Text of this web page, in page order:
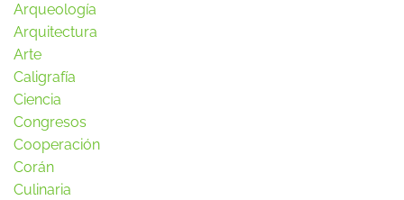
Arqueología
Arquitectura
Arte
Caligrafía
Ciencia
Congresos
Cooperación
Corán
Culinaria